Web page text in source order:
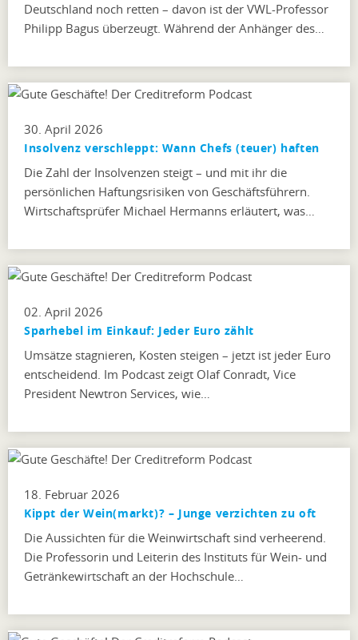
Deutschland noch retten – davon ist der VWL-Professor
Philipp Bagus überzeugt. Während der Anhänger des…
30. April 2026
Insolvenz verschleppt: Wann Chefs (teuer) haften
Die Zahl der Insolvenzen steigt – und mit ihr die
persönlichen Haftungsrisiken von Geschäftsführern.
Wirtschaftsprüfer Michael Hermanns erläutert, was…
02. April 2026
Sparhebel im Einkauf: Jeder Euro zählt
Umsätze stagnieren, Kosten steigen – jetzt ist jeder Euro
entscheidend. Im Podcast zeigt Olaf Conradt, Vice
President Newtron Services, wie…
18. Februar 2026
Kippt der Wein(markt)? – Junge verzichten zu oft
Die Aussichten für die Weinwirtschaft sind verheerend.
Die Professorin und Leiterin des Instituts für Wein- und
Getränkewirtschaft an der Hochschule…